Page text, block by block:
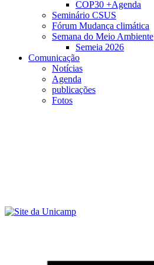
COP30 +Agenda
Seminário CSUS
Fórum Mudança climática
Semana do Meio Ambiente
Semeia 2026
Comunicação
Notícias
Agenda
publicações
Fotos